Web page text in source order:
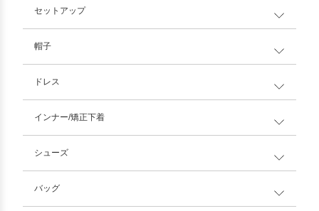
セットアップ
帽子
ドレス
インナー/矯正下着
シューズ
バッグ